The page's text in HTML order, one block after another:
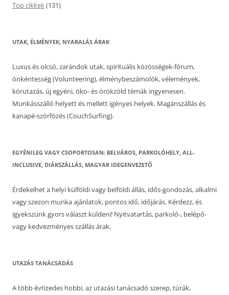
Top cikkek(131)
UTAK, ÉLMÉNYEK, NYARALÁS ÁRAK
Luxus és olcsó, zarándok utak, spirituális közösségek-fórum,
önkéntesség (Volunteering), élménybeszámolók, vélemények,
körutazás, új egyéni, öko- és örökzöld témák ingyenesen.
Munkásszálló helyett és mellett igényes helyek. Magánszállás és
kanapé-szörfözés (CouchSurfing).
EGYÉNILEG VAGY CSOPORTOSAN: BELVÁROS, PARKOLÓHELY, ALL-
INCLUSIVE, DIÁKSZÁLLÁS, MAGYAR IDEGENVEZETŐ
Érdekelhet a helyi külföldi vagy belföldi állás, idős-gondozás, alkalmi
vagy szezon munka ajánlatok, pontos idő, időjárás. Kérdezz, és
igyekszünk gyors választ küldeni! Nyitvatartás, parkoló-, belépő-
vagy kedvezményes szállás árak.
UTAZÁS TANÁCSADÁS
A több évtizedes hobbi, az utazási tanácsadó szerep, túrák,